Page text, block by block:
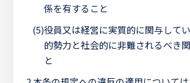
係を有すること
(5)役員又は経営に実質的に関与して
的勢力と社会的に非難されるべき
と